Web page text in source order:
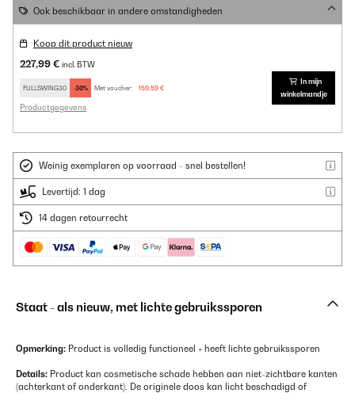
Ook beschikbaar in andere omstandigheden
Koop dit product nieuw
227,99 € incl. BTW
FULLSWING30 -30% Met voucher: 159,59 €
Productgegevens
In mijn
winkelmandje
Weinig exemplaren op voorraad - snel bestellen!
Levertijd: 1 dag
14 dagen retourrecht
Staat - als nieuw, met lichte gebruikssporen
Opmerking: Product is volledig functioneel + heeft lichte gebruikssporen
Details: Product kan cosmetische schade hebben aan niet-zichtbare kanten
(achterkant of onderkant). De originele doos kan licht beschadigd of